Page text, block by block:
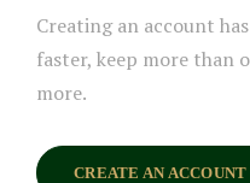
Creating an account
faster, keep more than
more.
CREATE AN ACCOUNT